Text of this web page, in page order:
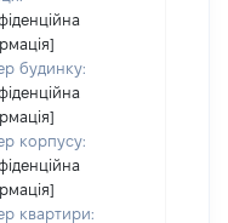
будинку:
корпусу:
квартири: